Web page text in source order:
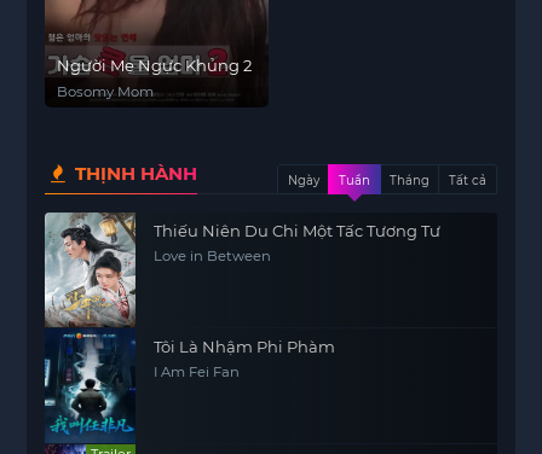
Người Mẹ Ngực Khủng 2
Bosomy Mom
THỊNH HÀNH Ngày Tuần Tháng Tất cả
Thiếu Niên Du Chi Một Tấc Tương Tư
Love in Between
Tôi Là Nhậm Phi Phàm
I Am Fei Fan